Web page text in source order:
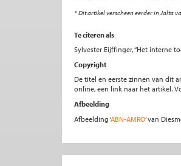
* Dit artikel verscheen eerder in Jalta
Te citeren als
Sylvester Eijffinger, “Het interne
Copyright
De titel en eerste zinnen van dit
online, een link naar het artikel.
Afbeelding
Afbeelding ‘ABN-AMRO’ van